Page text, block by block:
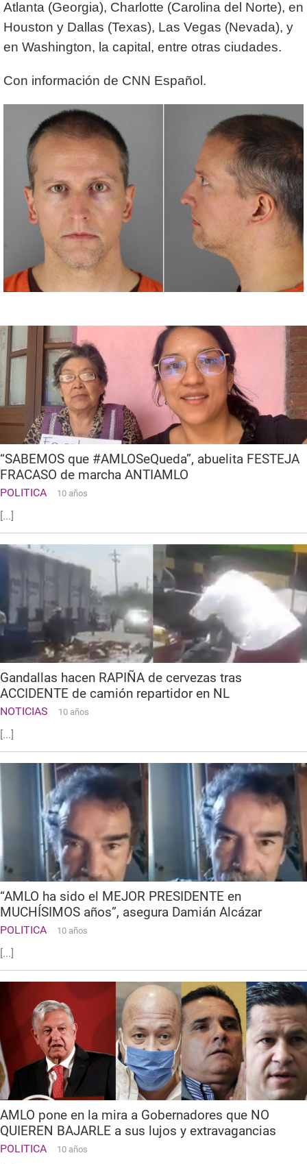
Atlanta (Georgia), Charlotte (Carolina del Norte), en
Houston y Dallas (Texas), Las Vegas (Nevada), y
en Washington, la capital, entre otras ciudades.
Con información de CNN Español.
“SABEMOS que #AMLOSeQueda”, abuelita FESTEJA
FRACASO de marcha ANTIAMLO
POLITICA 10 años
[...]
Gandallas hacen RAPIÑA de cervezas tras
ACCIDENTE de camión repartidor en NL
NOTICIAS 10 años
[...]
“AMLO ha sido el MEJOR PRESIDENTE en
MUCHÍSIMOS años”, asegura Damián Alcázar
POLITICA 10 años
[...]
AMLO pone en la mira a Gobernadores que NO
QUIEREN BAJARLE a sus lujos y extravagancias
POLITICA 10 años